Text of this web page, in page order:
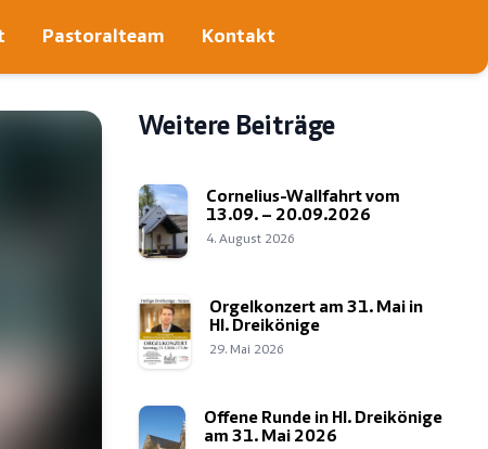
Pastoralteam Kontakt
Weitere Beiträge
Cornelius-Wallfahrt vom
13.09. – 20.09.2026
4. August 2026
Orgelkonzert am 31. Mai in
Hl. Dreikönige
29. Mai 2026
Offene Runde in Hl. Dreikönige
am 31. Mai 2026